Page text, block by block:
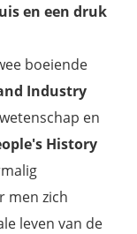
en een druk
boeiende
Industry
en
History
men zich
leven van de